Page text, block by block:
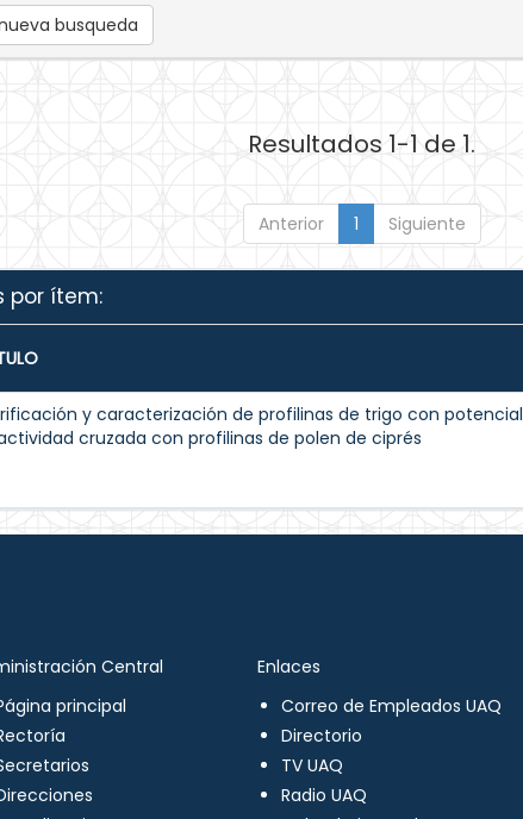
busqueda
Resultados 1-1 de 1.
Anterior 1 Siguiente
por ítem:
y caracterización de profilinas de trigo con potencial
cruzada con profilinas de polen de ciprés
Central
principal
Enlaces
Correo de Empleados UAQ
Directorio
TV UAQ
Radio UAQ